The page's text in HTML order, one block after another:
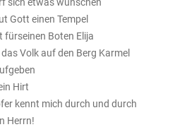
Gott einen Tempel
fürseinen Boten Elija
Volk auf den Berg Karmel
Hirt
kennt mich durch und durch
Herrn!